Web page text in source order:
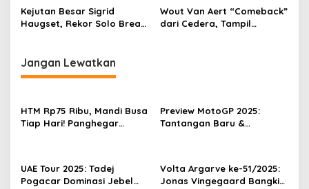
Wujud Nyata Kampus
Membantu Jawa Barat
Menyelamatkan Generasi
Kejutan Besar Sigrid
Haugset, Rekor Solo Break
Wout Van Aert “Comeback”
dari Cedera, Tampil
Jangan Lewatkan
HTM Rp75 Ribu, Mandi Busa
Tiap Hari! Panghegar
Preview MotoGP 2025:
Tantangan Baru &
UAE Tour 2025: Tadej
Pogacar Dominasi Jebel
Volta Argarve ke-51/2025:
Jonas Vingegaard Bangkit